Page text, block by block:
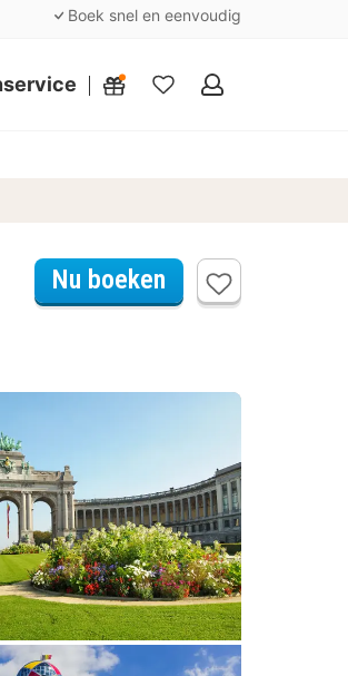
Boek snel en eenvoudig
Mijn
Nu boeken